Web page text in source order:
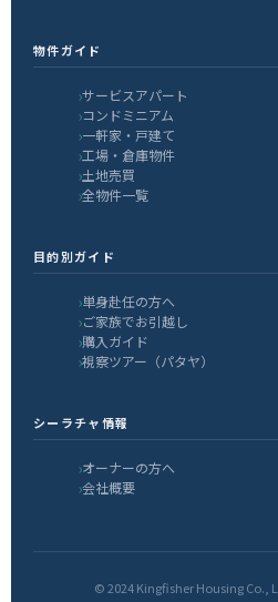
物件ガイド
サービスアパート
コンドミニアム
一軒家・戸建て
工場・倉庫物件
土地売買
全物件一覧
目的別ガイド
単身赴任の方へ
ご家族でお引越し
購入ガイド
視察ツアー（パタヤ）
シーラチャ情報
オーナーの方へ
会社概要
© 2024 Kingfisher Housing Co.,